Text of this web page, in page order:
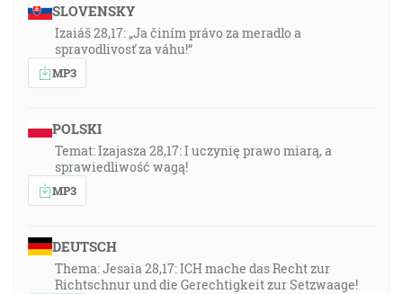
SLOVENSKY
Izaiáš 28,17: „Ja činím právo za meradlo a
spravodlivosť za váhu!“
MP3
POLSKI
Temat: Izajasza 28,17: I uczynię prawo miarą, a
sprawiedliwość wagą!
MP3
DEUTSCH
Thema: Jesaia 28,17: ICH mache das Recht zur
Richtschnur und die Gerechtigkeit zur Setzwaage!